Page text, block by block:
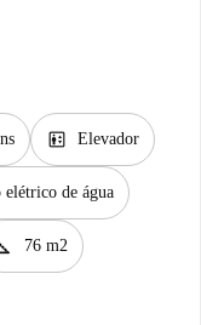
elevator Elevador
de água
76 m2